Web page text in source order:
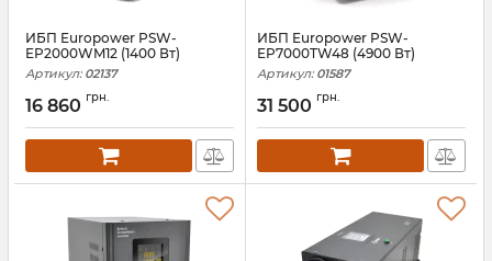
ИБП Europower PSW-
EP2000WM12 (1400 Вт)
Артикул: 02137
16 860 грн.
ИБП Europower PSW-
EP7000TW48 (4900 Вт)
Артикул: 01587
31 500 грн.